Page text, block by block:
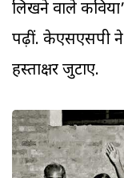
लिखने वाले
पढ़ीं. केएसएसपी ने
हस्ताक्षर जुटाए.